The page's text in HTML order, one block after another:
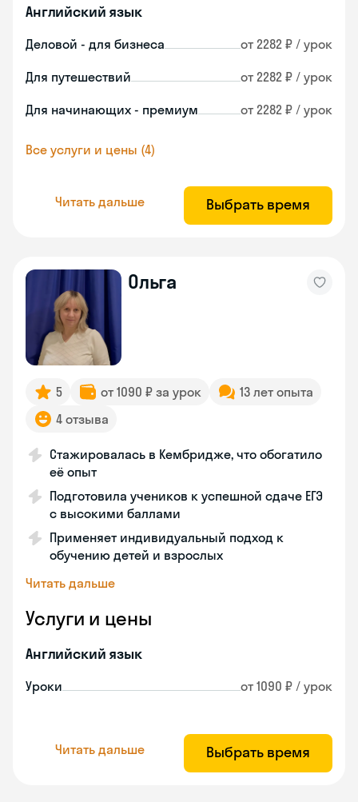
Английский язык
Деловой - для бизнеса от 2282 ₽ / урок
Для путешествий от 2282 ₽ / урок
Для начинающих - премиум от 2282 ₽ / урок
Все услуги и цены (4)
Читать дальше Выбрать время
Ольга
5 от 1090 ₽ за урок
13 лет опыта
4 отзыва
Стажировалась в Кембридже, что обогатило
её опыт
Подготовила учеников к успешной сдаче ЕГЭ
с высокими баллами
Применяет индивидуальный подход к
обучению детей и взрослых
Читать дальше
Услуги и цены
Английский язык
Уроки от 1090 ₽ / урок
Читать дальше Выбрать время